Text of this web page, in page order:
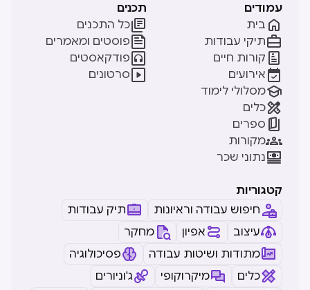
עמודים
בית 
תיקי עבודות
קורות חיים 
אירועים 
מסלולי לימוד
כלים
ספרים 
מקורות
נתוני שכר
תכנים
כל התכנים
פוסטים ומאמרים
פודקאסטים
סרטונים
קטגוריות
חיפוש עבודה וראיונות
תיק עבודות
עיצוב
אפיון
מחקר
מתודות ושיטות עבודה
פסיכולוגיה
כלים
מיקרוקופי
ג'וניורים